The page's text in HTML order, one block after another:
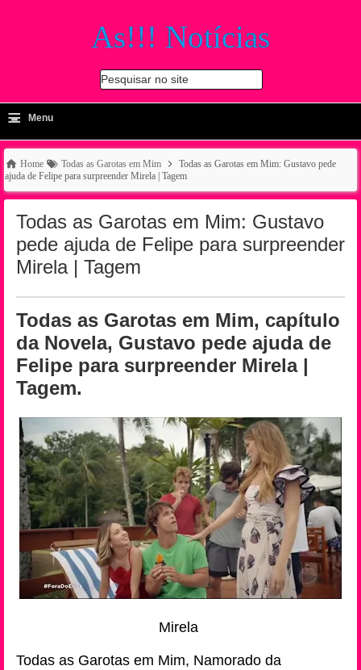
As!!! Notícias
Pesquisar no site
-
≡ Menu
Home Todas as Garotas em Mim
Todas as Garotas em Mim: Gustavo pede
ajuda de Felipe para surpreender Mirela | Tagem
Todas as Garotas em Mim: Gustavo
pede ajuda de Felipe para surpreender
Mirela | Tagem
Todas as Garotas em Mim, capítulo
da Novela, Gustavo pede ajuda de
Felipe para surpreender Mirela |
Tagem.
Mirela
Todas as Garotas em Mim, Namorado da